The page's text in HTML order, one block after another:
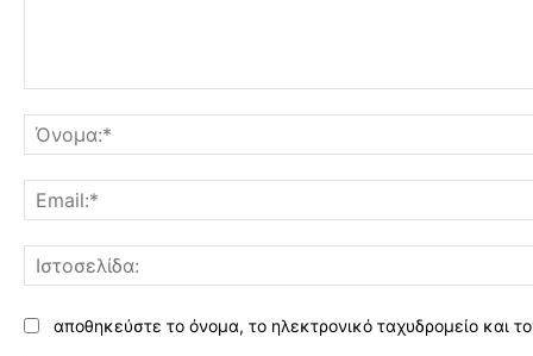
αποθηκεύστε το όνομα, το ηλεκτρονικό ταχυδρομείο και